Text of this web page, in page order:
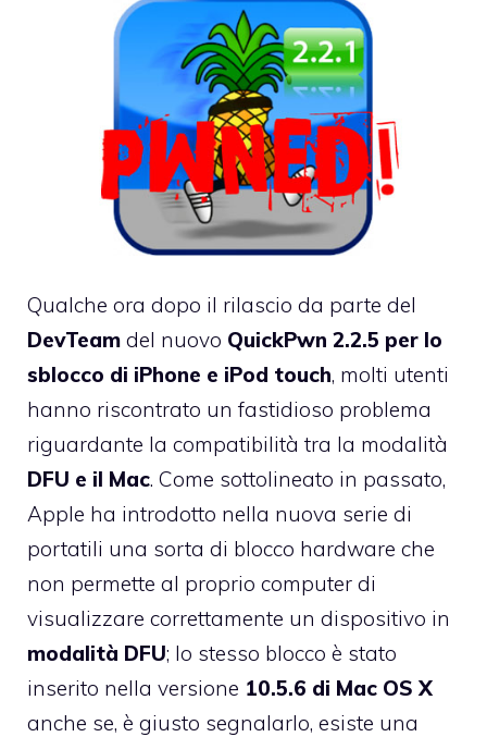
Qualche ora dopo il rilascio da parte del
DevTeam del nuovo QuickPwn 2.2.5 per lo
sblocco di iPhone e iPod touch, molti utenti
hanno riscontrato un fastidioso problema
riguardante la compatibilità tra la modalità
DFU e il Mac. Come sottolineato in passato,
Apple ha introdotto nella nuova serie di
portatili una sorta di blocco hardware che
non permette al proprio computer di
visualizzare correttamente un dispositivo in
modalità DFU; lo stesso blocco è stato
inserito nella versione 10.5.6 di Mac OS X
anche se, è giusto segnalarlo, esiste una